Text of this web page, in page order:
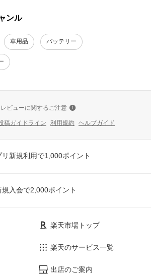
ンル
車用品 バッテリー
レビューに関するご注意
稿ガイドライン 利用規約 ヘルプガイド
新規利用で1,000ポイント
入会で2,000ポイント
楽天市場トップ
楽天のサービス一覧
出店のご案内